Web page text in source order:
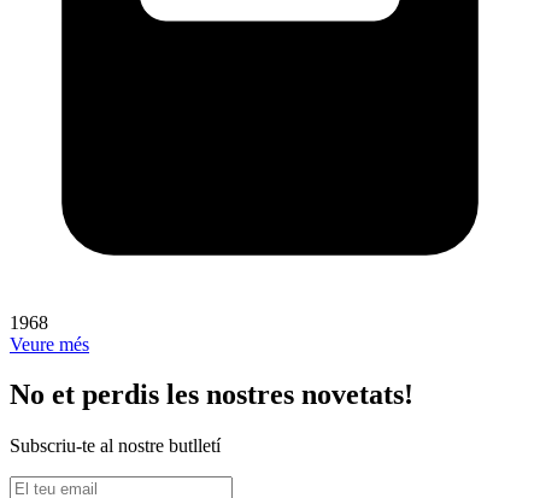
1968
Veure més
No et perdis les nostres novetats!
Subscriu-te al nostre butlletí